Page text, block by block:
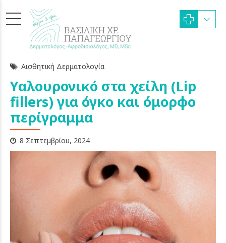
Αισθητική Δερματολογία
Υαλουρονικό στα χείλη (Lip
fillers) για όγκο και όμορφο
περίγραμμα
8 Σεπτεμβρίου, 2024